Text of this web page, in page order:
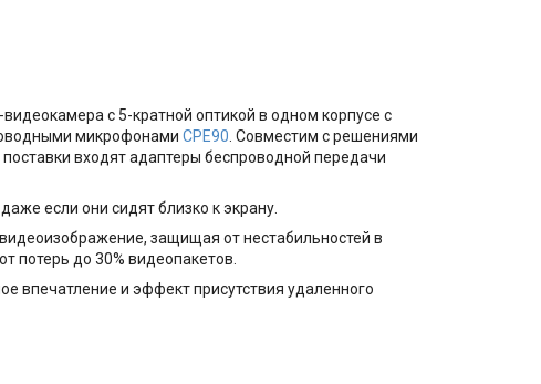
с 5-кратной оптикой в одном корпусе с
микрофонами CPE90. Совместим с решениями
входят адаптеры беспроводной передачи
если они сидят близко к экрану.
защищая от нестабильностей в
потерь до 30% видеопакетов.
впечатление и эффект присутствия удаленного